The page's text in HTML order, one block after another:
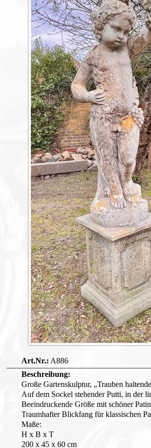
A886
Große Gartenskulptur, „Trauben
Auf dem Sockel stehender Putti, in der
Beeindruckende Größe mit schöner
Traumhafter Blickfang für klassischen
Maße:
H x B x T
200 x 45 x 60 cm